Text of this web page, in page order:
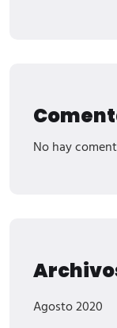
No hay
Agosto 2020